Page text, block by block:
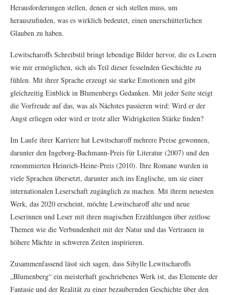
Herausforderungen stellen, denen er sich stellen muss, um
herauszufinden, was es wirklich bedeutet, einen unerschütterlichen
Glauben zu haben.
Lewitscharoffs Schreibstil bringt lebendige Bilder hervor, die es Lesern
wie mir ermöglichen, sich als Teil dieser fesselnden Geschichte zu
fühlen. Mit ihrer Sprache erzeugt sie starke Emotionen und gibt
gleichzeitig Einblick in Blumenbergs Gedanken. Mit jeder Seite steigt
die Vorfreude auf das, was als Nächstes passieren wird: Wird er der
Angst erliegen oder wird er trotz aller Widrigkeiten Stärke finden?
Im Laufe ihrer Karriere hat Lewitscharoff mehrere Preise gewonnen,
darunter den Ingeborg-Bachmann-Preis für Literatur (2007) und den
renommierten Heinrich-Heine-Preis (2010). Ihre Romane wurden in
viele Sprachen übersetzt, darunter auch ins Englische, um sie einer
internationalen Leserschaft zugänglich zu machen. Mit ihrem neuesten
Werk, das 2020 erscheint, möchte Lewitscharoff alte und neue
Leserinnen und Leser mit ihren magischen Erzählungen über zeitlose
Themen wie die Verbundenheit mit der Natur und das Vertrauen in
höhere Mächte in schweren Zeiten inspirieren.
Zusammenfassend lässt sich sagen, dass Sibylle Lewitscharoffs
„Blumenberg“ ein meisterhaft geschriebenes Werk ist, das Elemente der
Fantasie und der Realität zu einer bezaubernden Geschichte über den